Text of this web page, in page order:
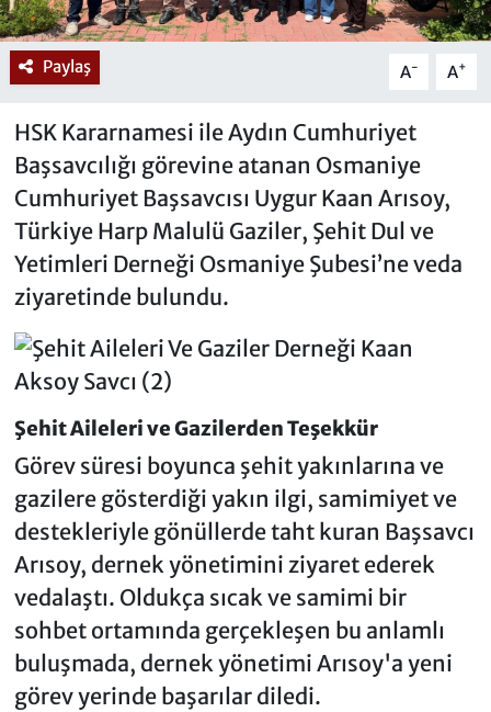
Paylaş A- A+
HSK Kararnamesi ile Aydın Cumhuriyet
Başsavcılığı görevine atanan Osmaniye
Cumhuriyet Başsavcısı Uygur Kaan Arısoy,
Türkiye Harp Malulü Gaziler, Şehit Dul ve
Yetimleri Derneği Osmaniye Şubesi’ne veda
ziyaretinde bulundu.
Şehit Aileleri ve Gazilerden Teşekkür
Görev süresi boyunca şehit yakınlarına ve
gazilere gösterdiği yakın ilgi, samimiyet ve
destekleriyle gönüllerde taht kuran Başsavcı
Arısoy, dernek yönetimini ziyaret ederek
vedalaştı. Oldukça sıcak ve samimi bir
sohbet ortamında gerçekleşen bu anlamlı
buluşmada, dernek yönetimi Arısoy'a yeni
görev yerinde başarılar diledi.